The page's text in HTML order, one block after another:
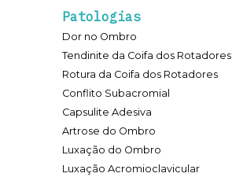
Patologias
Dor no Ombro
Tendinite da Coifa dos Rotadores
Rotura da Coifa dos Rotadores
Conflito Subacromial
Capsulite Adesiva
Artrose do Ombro
Luxação do Ombro
Luxação Acromioclavicular